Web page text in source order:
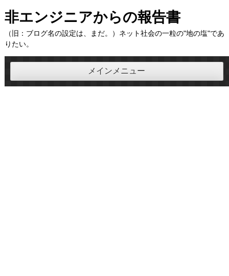
コ
ン
テ
ン
ツ
ス
非エンジニアからの報告書
（旧：ブログ名の設定は、まだ。）ネット社会の一粒の"地の塩"であ
りたい。
メインメニュー